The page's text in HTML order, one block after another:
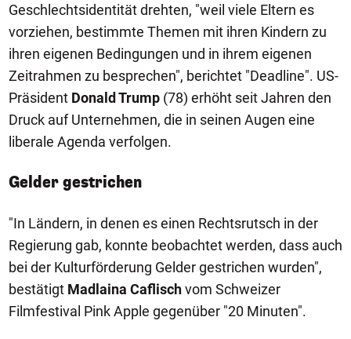
Geschlechtsidentität drehten, "weil viele Eltern es
vorziehen, bestimmte Themen mit ihren Kindern zu
ihren eigenen Bedingungen und in ihrem eigenen
Zeitrahmen zu besprechen", berichtet "Deadline". US-
Präsident Donald Trump (78) erhöht seit Jahren den
Druck auf Unternehmen, die in seinen Augen eine
liberale Agenda verfolgen.
Gelder gestrichen
"In Ländern, in denen es einen Rechtsrutsch in der
Regierung gab, konnte beobachtet werden, dass auch
bei der Kulturförderung Gelder gestrichen wurden",
bestätigt Madlaina Caflischvom Schweizer
Filmfestival Pink Apple gegenüber "20 Minuten".